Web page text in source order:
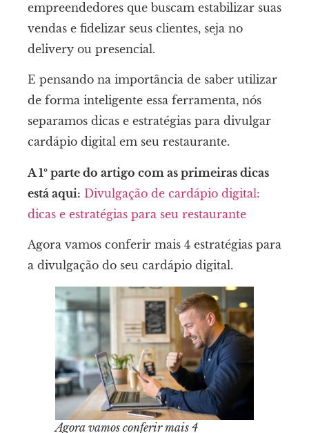
empreendedores que buscam estabilizar suas
vendas e fidelizar seus clientes, seja no
delivery ou presencial.
E pensando na importância de saber utilizar
de forma inteligente essa ferramenta, nós
separamos dicas e estratégias para divulgar
cardápio digital em seu restaurante.
A 1º parte do artigo com as primeiras dicas
está aqui: Divulgação de cardápio digital:
dicas e estratégias para seu restaurante
Agora vamos conferir mais 4 estratégias para
a divulgação do seu cardápio digital.
Agora vamos conferir mais 4